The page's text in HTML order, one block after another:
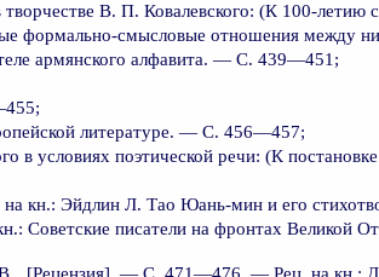
творчестве В. П. Ковалевского: (К 100-
формально-смысловые отношения
армянского алфавита. — С. 439—451;
литературе. — С. 456—457;
в условиях поэтической речи: (К
кн.: Эйдлин Л. Тао Юань-мин и его
Советские писатели на фронтах
[Рецензия]. — С. 471—476. — Рец. на кн.: